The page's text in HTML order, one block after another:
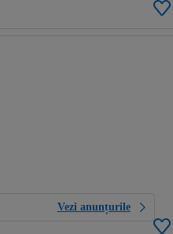
Vezi anunțurile